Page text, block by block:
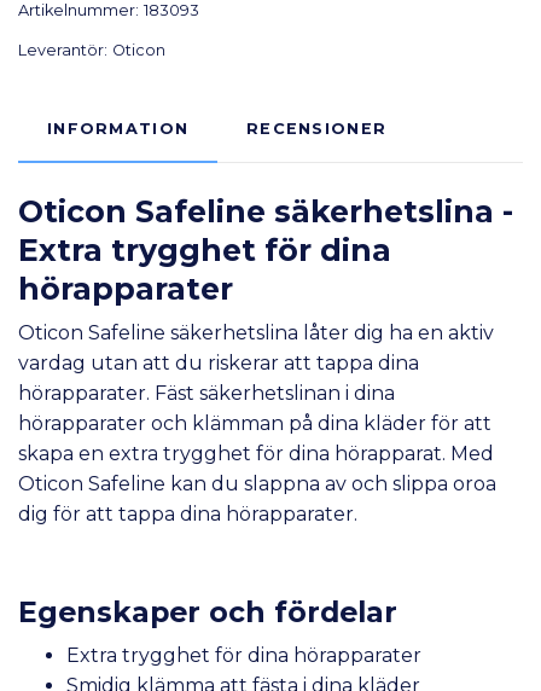
Artikelnummer: 183093
Leverantör: Oticon
INFORMATION RECENSIONER
Oticon Safeline säkerhetslina -
Extra trygghet för dina
hörapparater
Oticon Safeline säkerhetslina låter dig ha en aktiv
vardag utan att du riskerar att tappa dina
hörapparater. Fäst säkerhetslinan i dina
hörapparater och klämman på dina kläder för att
skapa en extra trygghet för dina hörapparat. Med
Oticon Safeline kan du slappna av och slippa oroa
dig för att tappa dina hörapparater.
Egenskaper och fördelar
Extra trygghet för dina hörapparater
Smidig klämma att fästa i dina kläder